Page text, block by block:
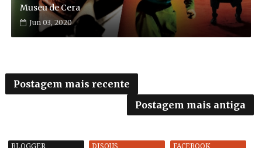
Museu de Cera
Jun 03, 2020
Postagem mais recente
Postagem mais antiga
BLOGGER DISQUS FACEBOOK